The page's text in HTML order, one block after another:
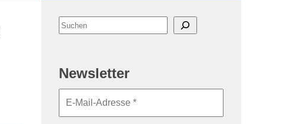
Suchen
Newsletter